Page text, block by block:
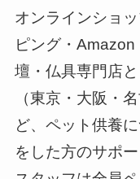
オンラインショ
ピング・
壇・仏具専門店
（東京・大阪・
ど、ペット供養
をした方のサポ